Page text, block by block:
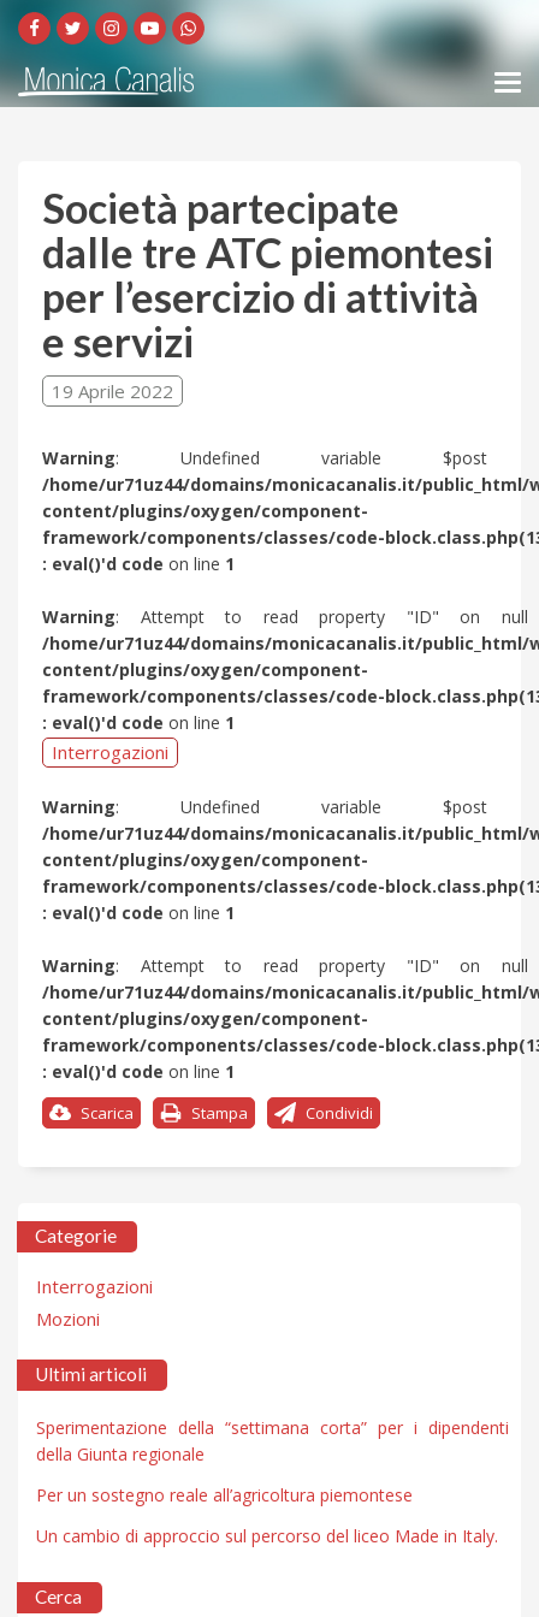
Società partecipate
dalle tre ATC piemontesi
per l’esercizio di attività
e servizi
19 Aprile 2022
Warning: Undefined variable $post
/home/ur71uz44/domains/monicacanalis.it/public_html/
content/plugins/oxygen/component-
framework/components/classes/code-
: eval()'d code on line 1
Warning: Attempt to read property "ID" on
/home/ur71uz44/domains/monicacanalis.it/public_html/
content/plugins/oxygen/component-
framework/components/classes/code-
: eval()'d code on line 1
Interrogazioni
Warning: Undefined variable $post
/home/ur71uz44/domains/monicacanalis.it/public_html/
content/plugins/oxygen/component-
framework/components/classes/code-
: eval()'d code on line 1
Warning: Attempt to read property "ID" on
/home/ur71uz44/domains/monicacanalis.it/public_html/
content/plugins/oxygen/component-
framework/components/classes/code-
: eval()'d code on line 1
Scarica Stampa Condividi
Categorie
Interrogazioni
Mozioni
Ultimi articoli
Sperimentazione della “settimana corta” per i dipendenti
della Giunta regionale
Per un sostegno reale all’agricoltura piemontese
Un cambio di approccio sul percorso del liceo Made in Italy.
Cerca